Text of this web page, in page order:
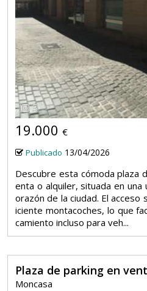
5
19.000 €
Publicado 13/04/2026
Descubre esta cómoda plaza
enta o alquiler, situada en una
orazón de la ciudad. El
iciente montacoches, lo que
camiento incluso para veh...
Plaza de parking en
Moncasa